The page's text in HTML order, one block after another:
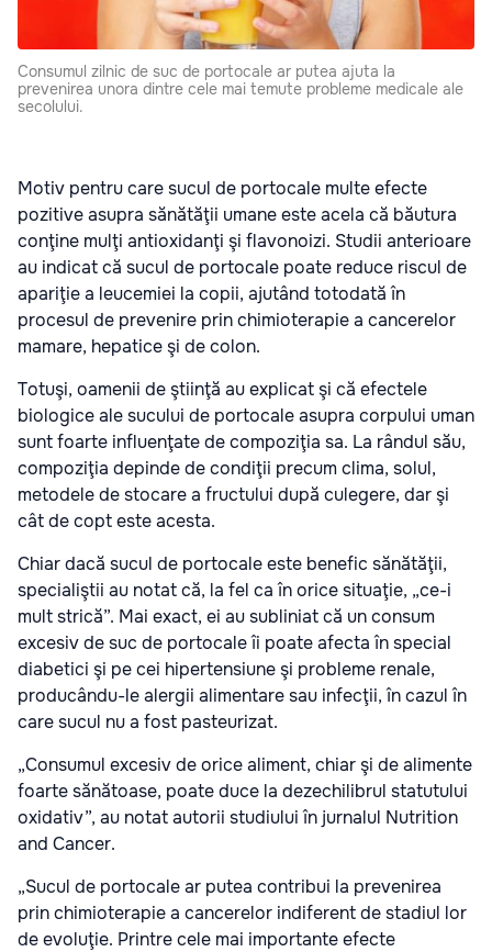
Consumul zilnic de suc de portocale ar putea ajuta la
prevenirea unora dintre cele mai temute probleme medicale ale
secolului.
Motiv pentru care sucul de portocale multe efecte
pozitive asupra sănătăţii umane este acela că băutura
conţine mulţi antioxidanţi şi flavonoizi. Studii anterioare
au indicat că sucul de portocale poate reduce riscul de
apariţie a leucemiei la copii, ajutând totodată în
procesul de prevenire prin chimioterapie a cancerelor
mamare, hepatice şi de colon.
Totuşi, oamenii de ştiinţă au explicat şi că efectele
biologice ale sucului de portocale asupra corpului uman
sunt foarte influenţate de compoziţia sa. La rândul său,
compoziţia depinde de condiţii precum clima, solul,
metodele de stocare a fructului după culegere, dar şi
cât de copt este acesta.
Chiar dacă sucul de portocale este benefic sănătăţii,
specialiştii au notat că, la fel ca în orice situaţie, „ce-i
mult strică”. Mai exact, ei au subliniat că un consum
excesiv de suc de portocale îi poate afecta în special
diabetici şi pe cei hipertensiune şi probleme renale,
producându-le alergii alimentare sau infecţii, în cazul în
care sucul nu a fost pasteurizat.
„Consumul excesiv de orice aliment, chiar şi de alimente
foarte sănătoase, poate duce la dezechilibrul statutului
oxidativ”, au notat autorii studiului în jurnalul Nutrition
and Cancer.
„Sucul de portocale ar putea contribui la prevenirea
prin chimioterapie a cancerelor indiferent de stadiul lor
de evoluţie. Printre cele mai importante efecte